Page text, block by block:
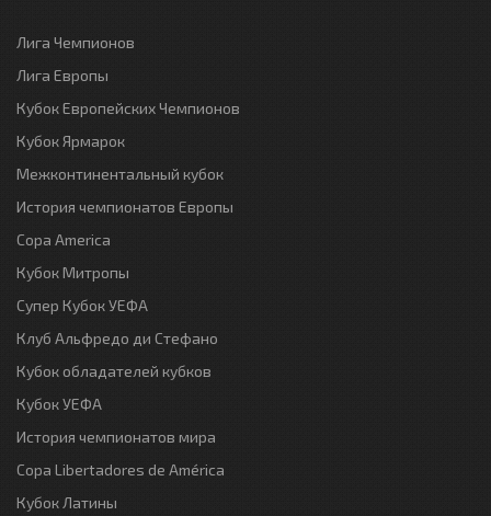
Лига Чемпионов
Лига Европы
Кубок Европейских Чемпионов
Кубок Ярмарок
Межконтинентальный кубок
История чемпионатов Европы
Copa America
Кубок Митропы
Супер Кубок УЕФА
Клуб Альфредо ди Стефано
Кубок обладателей кубков
Кубок УЕФА
История чемпионатов мира
Copa Libertadores de América
Кубок Латины